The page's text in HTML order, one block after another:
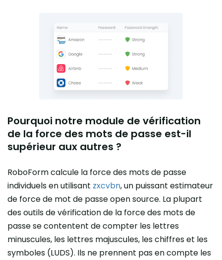
Pourquoi notre module de vérification
de la force des mots de passe est-il
supérieur aux autres ?
RoboForm calcule la force des mots de passe
individuels en utilisant zxcvbn, un puissant estimateur
de force de mot de passe open source. La plupart
des outils de vérification de la force des mots de
passe se contentent de compter les lettres
minuscules, les lettres majuscules, les chiffres et les
symboles (LUDS). Ils ne prennent pas en compte les